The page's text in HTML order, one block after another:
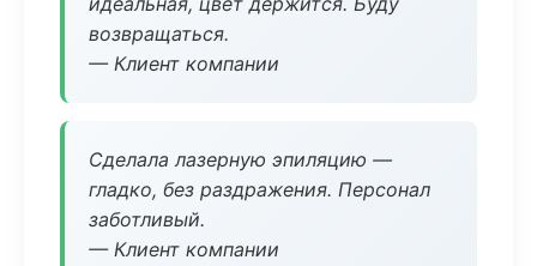
возвращаться.
— Клиент компании
Сделала лазерную эпиляцию —
гладко, без раздражения. Персонал
заботливый.
— Клиент компании